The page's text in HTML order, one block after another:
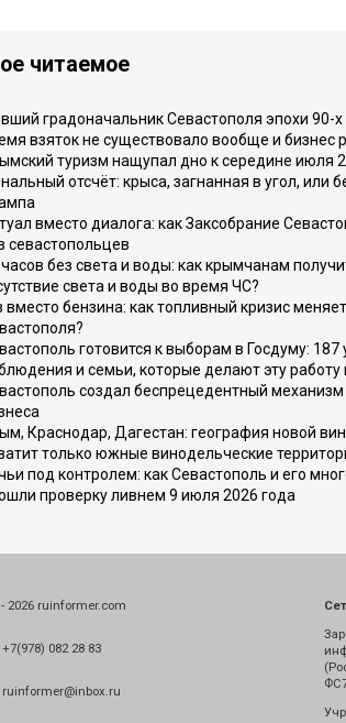
читаемое
градоначальник Севастополя эпохи 90-х
взяток не существовало вообще и бизнес
туризм нащупал дно к середине июля
отсчёт: крыса, загнанная в угол, или
вместо диалога: как Заксобрание
севастопольцев
без света и воды: как крымчанам
света и воды во время ЧС?
вместо бензина: как топливный кризис
готовится к выборам в Госдуму: 187
и семьи, которые делают эту работу
создал беспрецедентный механизм
Краснодар, Дагестан: география новой
только южные винодельческие
под контролем: как Севастополь и его
проверку ливнем 9 июля 2026 года
2026 ruinformer.com
+7(978) 082 28 83
ruinformer@inbox.ru